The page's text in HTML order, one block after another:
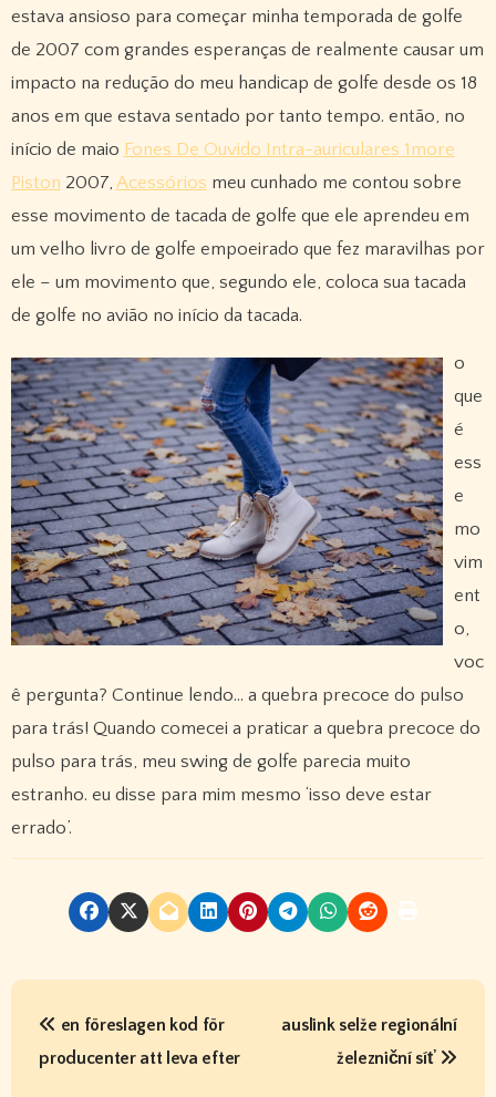
estava ansioso para começar minha temporada de golfe
de 2007 com grandes esperanças de realmente causar um
impacto na redução do meu handicap de golfe desde os 18
anos em que estava sentado por tanto tempo. então, no
início de maio Fones De Ouvido Intra-auriculares 1more
Piston 2007, Acessórios meu cunhado me contou sobre
esse movimento de tacada de golfe que ele aprendeu em
um velho livro de golfe empoeirado que fez maravilhas por
ele – um movimento que, segundo ele, coloca sua tacada
de golfe no avião no início da tacada.
o
que
é
ess
e
mo
vim
ent
o,
voc
ê pergunta? Continue lendo… a quebra precoce do pulso
para trás! Quando comecei a praticar a quebra precoce do
pulso para trás, meu swing de golfe parecia muito
estranho. eu disse para mim mesmo ‘isso deve estar
errado’.
P
en föreslagen kod för
producenter att leva efter
auslink selže regionální
železniční síť